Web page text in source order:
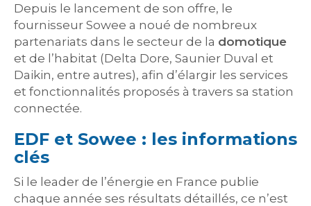
Depuis le lancement de son offre, le
fournisseur Sowee a noué de nombreux
partenariats dans le secteur de la domotique
et de l’habitat (Delta Dore, Saunier Duval et
Daikin, entre autres), afin d’élargir les services
et fonctionnalités proposés à travers sa station
connectée.
EDF et Sowee : les informations
clés
Si le leader de l’énergie en France publie
chaque année ses résultats détaillés, ce n’est